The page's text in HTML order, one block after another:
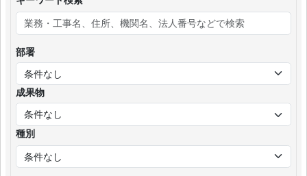
部署
成果物
種別